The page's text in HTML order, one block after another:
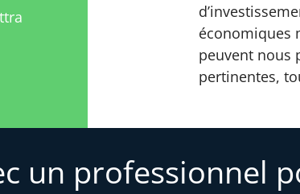
économiques
peuvent nous
pertinentes,
un professionnel